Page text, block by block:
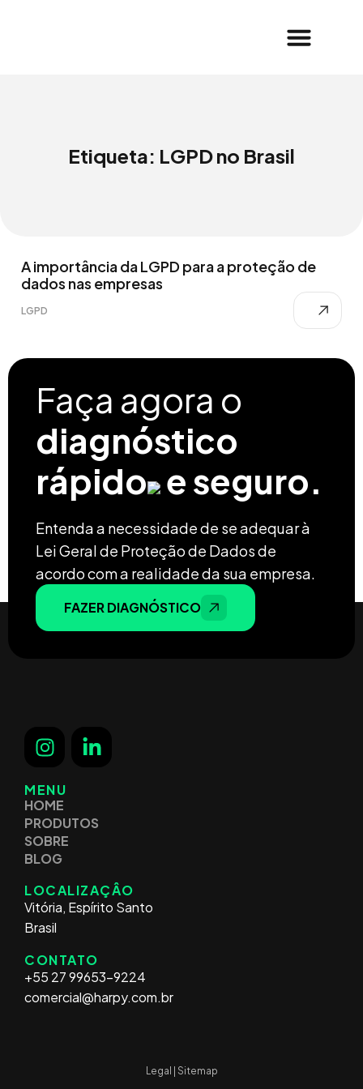
Etiqueta: LGPD no Brasil
A importância da LGPD para a proteção de
dados nas empresas
LGPD
Faça agora o
diagnóstico
rápido e seguro.
Entenda a necessidade de se adequar à
Lei Geral de Proteção de Dados de
acordo com a realidade da sua empresa.
FAZER DIAGNÓSTICO
MENU
HOME
PRODUTOS
SOBRE
BLOG
LOCALIZAÇÂO
Vitória, Espírito Santo
Brasil
CONTATO
+55 27 99653-9224
comercial@harpy.com.br
Legal | Sitemap